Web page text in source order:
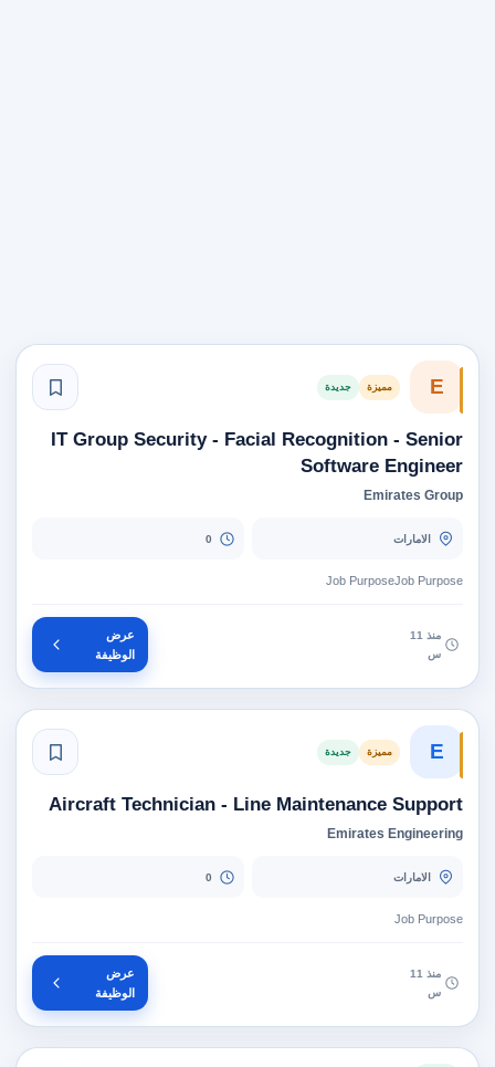
E مميزة جديدة
IT Group Security - Facial Recognition - Senior
Software Engineer
Emirates Group
الامارات 0
Job PurposeJob Purpose
منذ 11
س
عرض
الوظيفة
E مميزة جديدة
Aircraft Technician - Line Maintenance Support
Emirates Engineering
الامارات 0
Job Purpose
منذ 11
س
عرض
الوظيفة